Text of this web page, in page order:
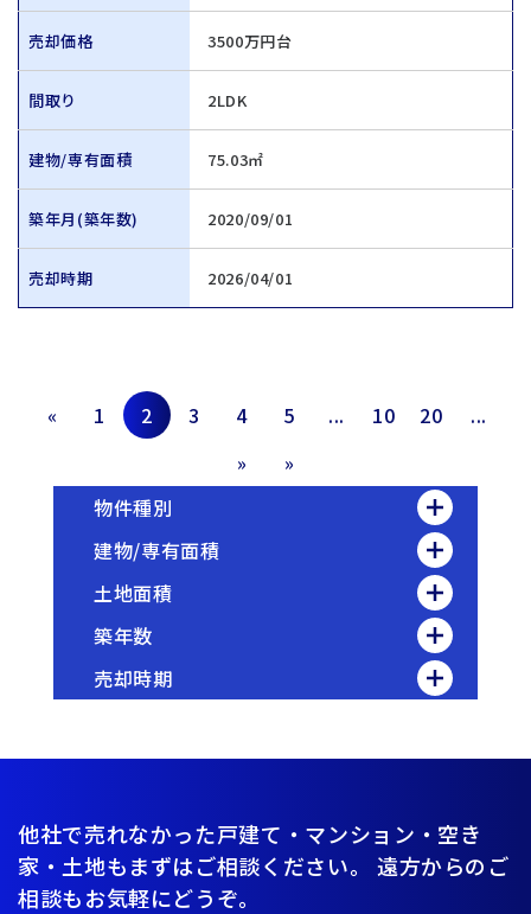
物件種別
建物/専有面積
土地面積
築年数
売却時期
売却価格 3500万円台
間取り 2LDK
建物/専有面積 75.03㎡
築年月(築年数) 2020/09/01
売却時期 2026/04/01
« 1 2 3 4 5 ... 10 20
...
»
»
他社で売れなかった戸建て・マンション・空き
家・土地もまずはご相談ください。
遠方からのご
相談もお気軽にどうぞ。